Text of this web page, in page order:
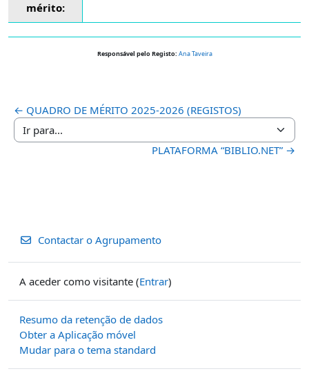
mérito:
Responsável pelo Registo: Ana Taveira
← QUADRO DE MÉRITO 2025-2026 (REGISTOS)
Ir para...
PLATAFORMA “BIBLIO.NET” →
Contactar o Agrupamento
A aceder como visitante (Entrar)
Resumo da retenção de dados
Obter a Aplicação móvel
Mudar para o tema standard